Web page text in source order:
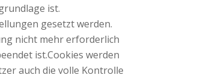
ist.
gesetzt werden.
nicht mehr erforderlich
ist.Cookies werden
auch die volle Kontrolle